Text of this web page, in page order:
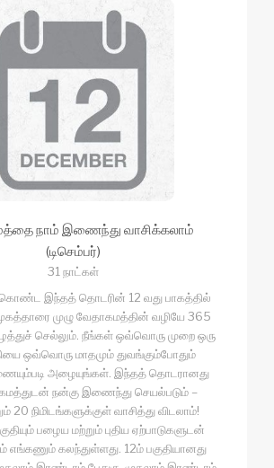
நாம் இணைந்து வாசிக்கலாம்
(டிசெம்பர்)
31 நாட்கள்
இந்தத் தொடரின் 12 வது பாகத்தில்
முழு வேதாகமத்தின் வழியே 365
செல்லும். நீங்கள் ஒவ்வொரு முறை ஒரு
ஒவ்வொரு மாதமும் துவங்கும்போதும்
அழையுங்கள். இந்தத் தொடரானது
நன்கு இணைந்து செயல்படும் –
20 நிமிடங்களுக்குள் வாசித்து விடலாம்!
பழைய மற்றும் புதிய ஏற்பாடுகளுடன்
எங்கணும் கலந்துள்ளது. 12ம் பகுதியானது